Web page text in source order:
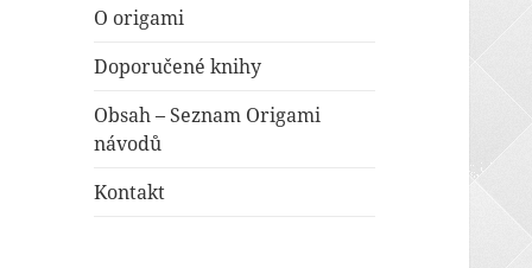
O origami
Doporučené knihy
Obsah – Seznam Origami
návodů
Kontakt